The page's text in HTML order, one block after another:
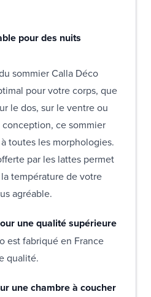
pour des nuits
sommier Calla Déco
pour votre corps, que
le dos, sur le ventre ou
conception, ce sommier
toutes les morphologies.
par les lattes permet
température de votre
agréable.
une qualité supérieure
est fabriqué en France
qualité.
une chambre à coucher